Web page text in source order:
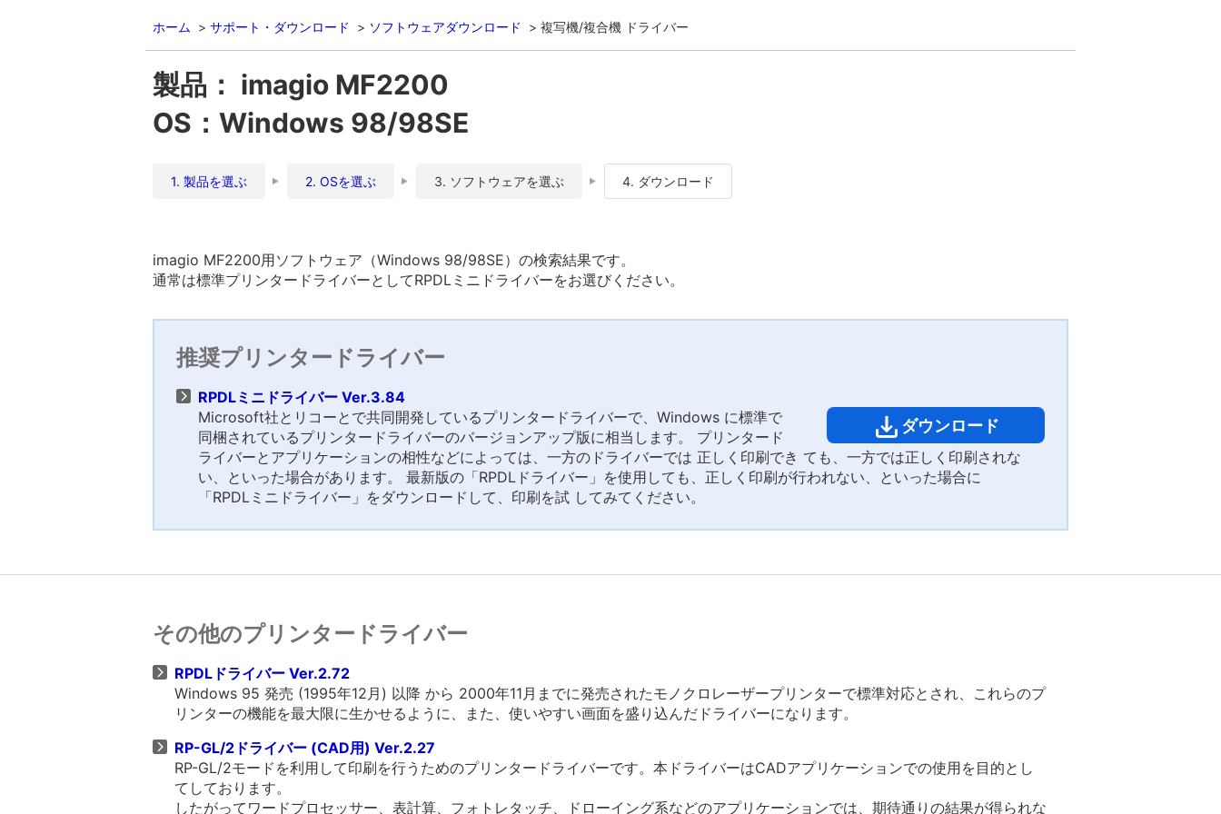
ホーム サポート・ダウンロード ソフトウェアダウンロード 複写機/複合機 ドライバー
製品： imagio MF2200
OS：Windows 98/98SE
1. 製品を選ぶ 2. OSを選ぶ 3. ソフトウェアを選ぶ 4. ダウンロード
imagio MF2200用ソフトウェア（Windows 98/98SE）の検索結果です。
通常は標準プリンタードライバーとしてRPDLミニドライバーをお選びください。
推奨プリンタードライバー
RPDLミニドライバー Ver.3.84
ダウンロード
Microsoft社とリコーとで共同開発しているプリンタードライバーで、Windows に標準で
同梱されているプリンタードライバーのバージョンアップ版に相当します。 プリンタード
ライバーとアプリケーションの相性などによっては、一方のドライバーでは 正しく印刷でき ても、一方では正しく印刷されな
い、といった場合があります。 最新版の「RPDLドライバー」を使用しても、正しく印刷が行われない、といった場合に
「RPDLミニドライバー」をダウンロードして、印刷を試 してみてください。
その他のプリンタードライバー
RPDLドライバー Ver.2.72
Windows 95 発売 (1995年12月) 以降 から 2000年11月までに発売されたモノクロレーザープリンターで標準対応とされ、これらのプ
リンターの機能を最大限に生かせるように、また、使いやすい画面を盛り込んだドライバーになります。
RP-GL/2ドライバー (CAD用) Ver.2.27
RP-GL/2モードを利用して印刷を行うためのプリンタードライバーです。本ドライバーはCADアプリケーションでの使用を目的とし
てしております。
したがってワードプロセッサー、表計算、フォトレタッチ、ドローイング系などのアプリケーションでは、期待通りの結果が得られな